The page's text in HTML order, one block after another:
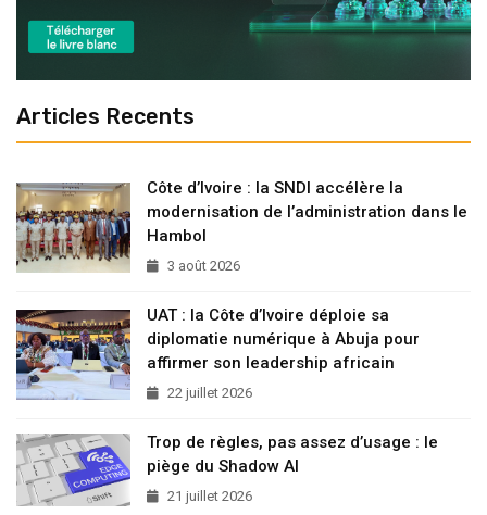
Articles Recents
Côte d’Ivoire : la SNDI accélère la
modernisation de l’administration dans le
Hambol
3 août 2026
UAT : la Côte d’Ivoire déploie sa
diplomatie numérique à Abuja pour
affirmer son leadership africain
22 juillet 2026
Trop de règles, pas assez d’usage : le
piège du Shadow AI
21 juillet 2026